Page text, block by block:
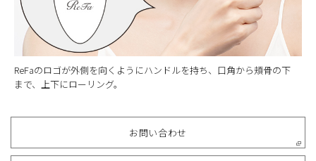
ReFaのロゴが外側を向くようにハンドルを持ち、口角から頬骨の下
まで、上下にローリング。
お問い合わせ